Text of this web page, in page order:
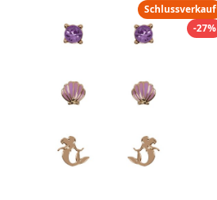
Schlussverkauf
-27%